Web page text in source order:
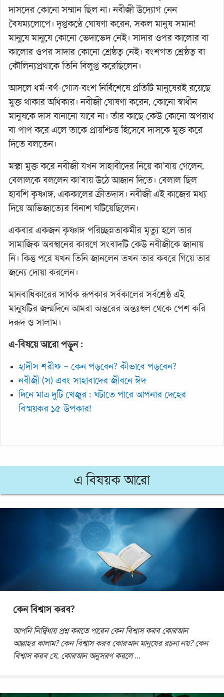
দাসদের কোনো সম্মান ছিল না। নবীজী উদ্যোগ নেন
বৈষম্যলোপে। দৃপ্তকণ্ঠে ঘোষণা করেন, সকল মানুষ সমান!
মানুষে মানুষে কোনো ভেদাভেদ নেই। সাদার ওপর কালোর বা
কালোর ওপর সাদার কোনো শ্রেষ্ঠত্ব নেই। বংশগত শ্রেষ্ঠত্ব বা
কৌলিন্যপ্রথাকে তিনি বিলুপ্ত করেছিলেন।
আসলে ধর্ম-বর্ণ-গোত্র-বংশ নির্বিশেষে প্রতিটি মানুষেরই রয়েছে
মুক্ত থাকার অধিকার। নবীজী ঘোষণা করেন, কোনো স্বাধীন
মানুষকে দাস বানানো যাবে না। তাঁর কাছে কেউ কোনো অপরাধ
বা পাপ করে এলে তাকে প্রায়শ্চিত্ত হিসেবে দাসকে মুক্ত করে
দিতে বলতেন।
মক্কা মুক্ত করে নবীজী যখন সাহাবীদের নিয়ে কা’বায় গেলেন,
বেলালকে বললেন কা’বায় উঠে আজান দিতে। বেলাল ছিল
হাবশি কৃষ্ণাঙ্গ, এককালের ক্রীতদাস। নবীজী এই কাজের মধ্য
দিয়ে আভিজাত্যের বিনাশ ঘটিয়েছিলেন।
একবার একজন কৃষ্ণাঙ্গ পরিচ্ছন্নতাকর্মীর মৃত্যু হলে তার
সামাজিক অবস্থানের কারণে সংবাদটি কেউ নবীজীকে জানায়
নি। কিন্তু পরে যখন তিনি জানলেন তখন তার কবরে গিয়ে তার
জন্যে দোয়া করলেন।
মানবাধিকারের সার্থক রূপকার সর্বকালের সর্বশ্রেষ্ঠ এই
মানুষটির জন্মদিনে আমরা অন্তরের অন্তঃস্থল থেকে পেশ করি
দরূদ ও সালাম।
এ-বিষয়ে আরো পড়ুন :
হাদীস শরীফ – কেন পড়বেন? কীভাবে পড়বেন?
নবীজী (স) এবং সাহাবাদের জীবনে ঈদ
দিনে মাত্র দুটি খেজুর : ঘটাতে পারে আপনার দেহের
বিস্ময়কর ১৫ উপকার!
এ বিষয়ক আরো
কেন বিশ্বাস করব?
আপনি নির্দ্বিধায় প্রশ্ন করতে পারেন কেন বিশ্বাস করব কোরআন
আল্লাহর কালাম? কেন বিশ্বাস করব কোরআন মানুষের রচনা নয়? কেন
বিশ্বাস করব যে, কোরআন অনুসরণ করলে...